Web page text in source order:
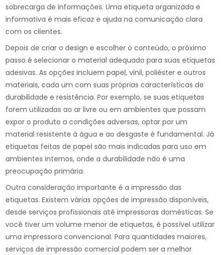
sobrecarga de informações. Uma etiqueta organizada e
informativa é mais eficaz e ajuda na comunicação clara
com os clientes.
Depois de criar o design e escolher o conteúdo, o próximo
passo é selecionar o material adequado para suas etiquetas
adesivas. As opções incluem papel, vinil, poliéster e outros
materiais, cada um com suas próprias características de
durabilidade e resistência. Por exemplo, se suas etiquetas
forem utilizadas ao ar livre ou em ambientes que possam
expor o produto a condições adversas, optar por um
material resistente à água e ao desgaste é fundamental. Já
etiquetas feitas de papel são mais indicadas para uso em
ambientes internos, onde a durabilidade não é uma
preocupação primária.
Outra consideração importante é a impressão das
etiquetas. Existem várias opções de impressão disponíveis,
desde serviços profissionais até impressoras domésticas. Se
você tiver um volume menor de etiquetas, é possível utilizar
uma impressora convencional. Para quantidades maiores,
serviços de impressão comercial podem ser a melhor